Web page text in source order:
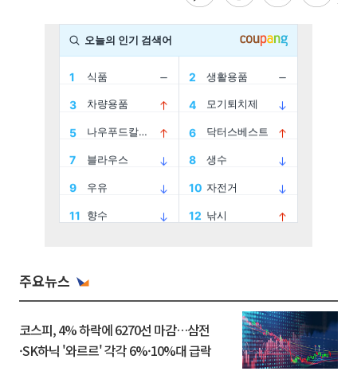
주요뉴스
코스피, 4% 하락에 6270선 마감…삼전
·SK하닉 '와르르' 각각 6%·10%대 급락